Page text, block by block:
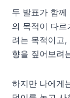
두 발표가 함
의 목적이 다
려는 목적이고
향을 짚어보려
하지만 나에게